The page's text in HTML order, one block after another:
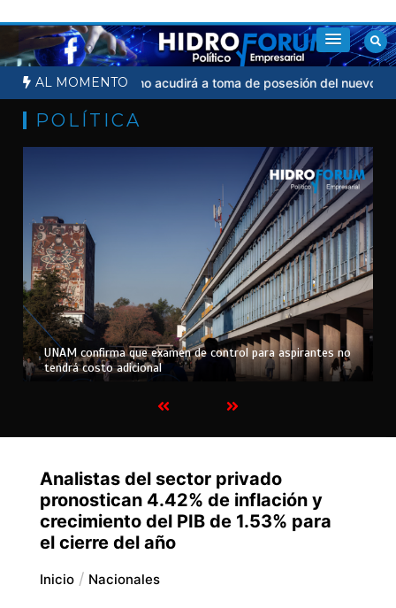
al
contenido
AL MOMENTO
Sheinbaum no acudirá a toma de posesión del nuevo
POLÍTICA
UNAM confirma que examen de control para aspirantes no
tendrá costo adicional
Analistas del sector privado
pronostican 4.42% de inflación y
crecimiento del PIB de 1.53% para
el cierre del año
Inicio Nacionales